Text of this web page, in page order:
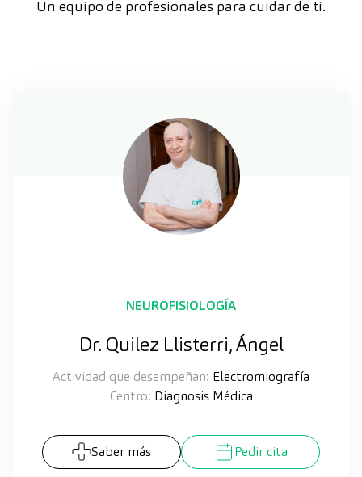
Un equipo de profesionales para cuidar de ti.
NEUROFISIOLOGÍA
Dr. Quilez Llisterri, Ángel
Actividad que desempeñan: Electromiografía
Centro: Diagnosis Médica
Saber más Pedir cita